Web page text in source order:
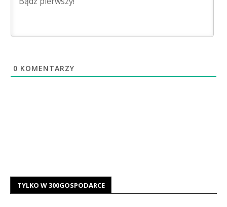
0 KOMENTARZY
TYLKO W 300GOSPODARCE